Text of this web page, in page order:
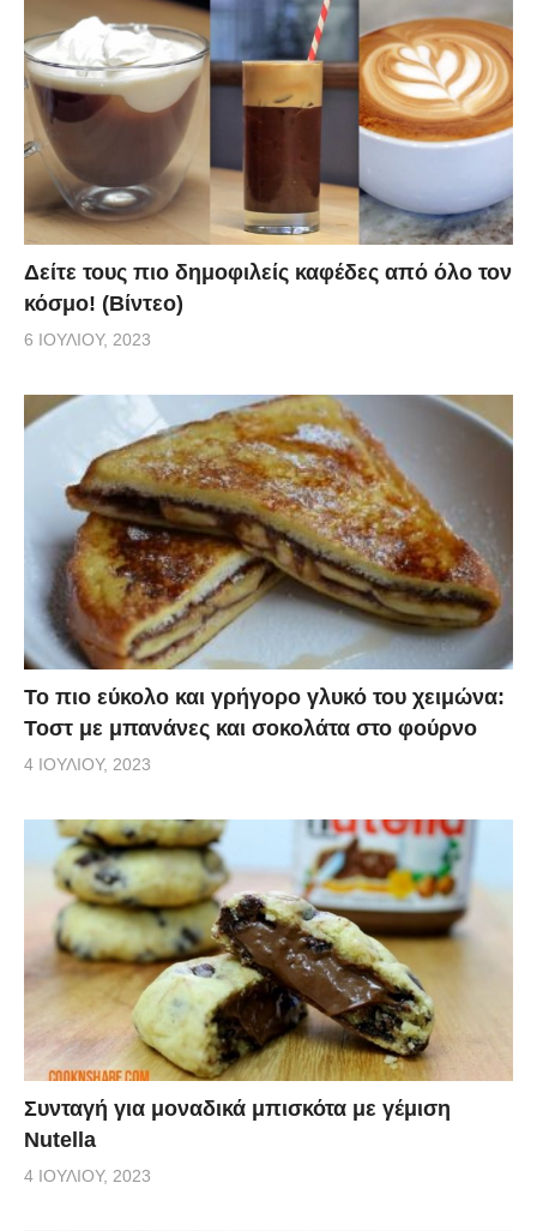
Δείτε τους πιο δημοφιλείς καφέδες από όλο τον
κόσμο! (Βίντεο)
6 ΙΟΥΛΊΟΥ, 2023
Το πιο εύκολο και γρήγορο γλυκό του χειμώνα:
Τοστ με μπανάνες και σοκολάτα στο φούρνο
4 ΙΟΥΛΊΟΥ, 2023
Συνταγή για μοναδικά μπισκότα με γέμιση
Nutella
4 ΙΟΥΛΊΟΥ, 2023